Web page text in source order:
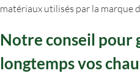
matériaux utilisés par la marque
Notre conseil pour
longtemps vos